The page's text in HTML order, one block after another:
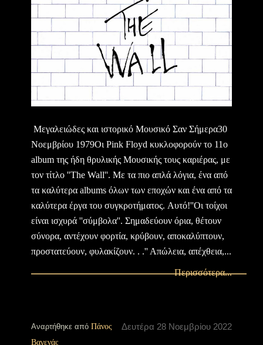
Μεγαλειώδες και ιστορικό Μουσικό Σαν Σήμερα30
Νοεμβρίου 1979Οι Pink Floyd κυκλοφορούν το 11ο
album της ήδη θρυλικής Μουσικής τους καριέρας, με
τον τίτλο ''The Wall''. Mε τα πιο απλά λόγια, ένα από
τα καλύτερα albums όλων των εποχών και ένα από τα
καλύτερα έργα του συγκροτήματος. Aυτό!''Οι τοίχοι
είναι ισχυρά ''σύμβολα''. Σημαδεύουν όρια, θέτουν
σύνορα, αντέχουν φορτία, κρύβουν, αποκαλύπτουν,
προστατεύουν, φυλακίζουν. . .'' Απώλεια, απέχθεια,...
Περισσότερα...
Δευτέρα 28 Νοεμβρίου 2022
Αναρτήθηκε από Πάνος
Βαγενάς